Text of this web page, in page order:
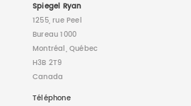
Spiegel Ryan
1255, rue Peel
Bureau 1000
Montréal, Québec
H3B 2T9
Canada
Téléphone